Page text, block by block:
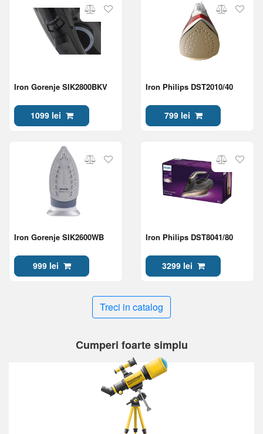
Iron Gorenje SIK2800BKV
1099 lei
Iron Philips DST2010/40
799 lei
Iron Gorenje SIK2600WB
999 lei
Iron Philips DST8041/80
3299 lei
Treci in catalog
Cumperi foarte simplu